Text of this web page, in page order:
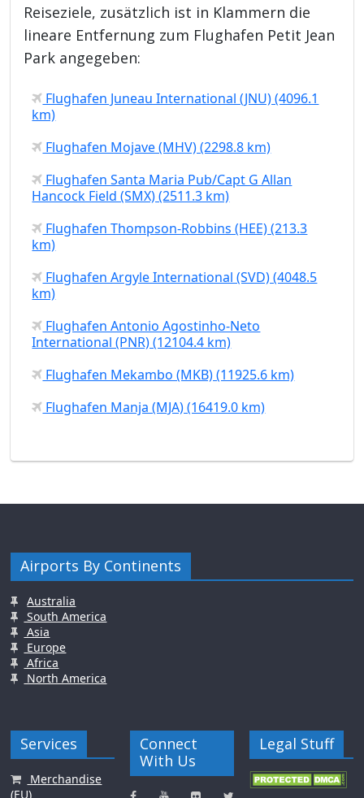
Reiseziele, zusätzlich ist in Klammern die
lineare Entfernung zum Flughafen Petit Jean
Park angegeben:
Flughafen Juneau International (JNU) (4096.1
km)
Flughafen Mojave (MHV) (2298.8 km)
Flughafen Santa Maria Pub/Capt G Allan
Hancock Field (SMX) (2511.3 km)
Flughafen Thompson-Robbins (HEE) (213.3
km)
Flughafen Argyle International (SVD) (4048.5
km)
Flughafen Antonio Agostinho-Neto
International (PNR) (12104.4 km)
Flughafen Mekambo (MKB) (11925.6 km)
Flughafen Manja (MJA) (16419.0 km)
Airports By Continents
Australia
South America
Asia
Europe
Africa
North America
Services
Merchandise
(EU)
Connect
With Us
Legal Stuff